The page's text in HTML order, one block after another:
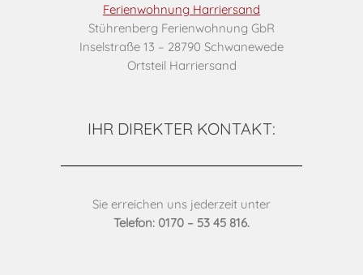
Ferienwohnung Harriersand
Stührenberg Ferienwohnung GbR
Inselstraße 13 – 28790 Schwanewede
Ortsteil Harriersand
IHR DIREKTER KONTAKT:
Sie erreichen uns jederzeit unter
Telefon: 0170 – 53 45 816.